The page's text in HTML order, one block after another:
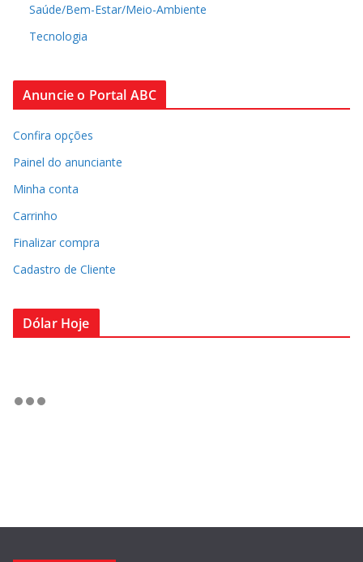
Saúde/Bem-Estar/Meio-Ambiente
Tecnologia
Anuncie o Portal ABC
Confira opções
Painel do anunciante
Minha conta
Carrinho
Finalizar compra
Cadastro de Cliente
Dólar Hoje